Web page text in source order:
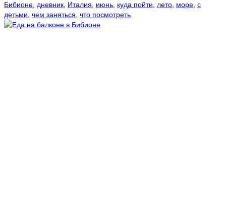
Бибионе дневник Италия июнь куда пойти лето море с
детьми чем заняться что посмотреть